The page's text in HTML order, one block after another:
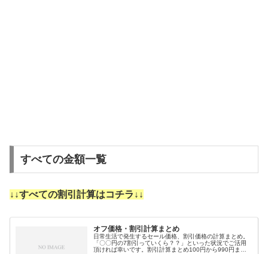
すべての金額一覧
↓↓すべての割引計算はコチラ↓↓
オフ価格・割引計算まとめ
日常生活で発生するセール価格、割引価格の計算まとめ。
「〇〇円の7割引っていくら？？」といった状況でご活用
頂ければ幸いです。割引計算まとめ100円から990円まで